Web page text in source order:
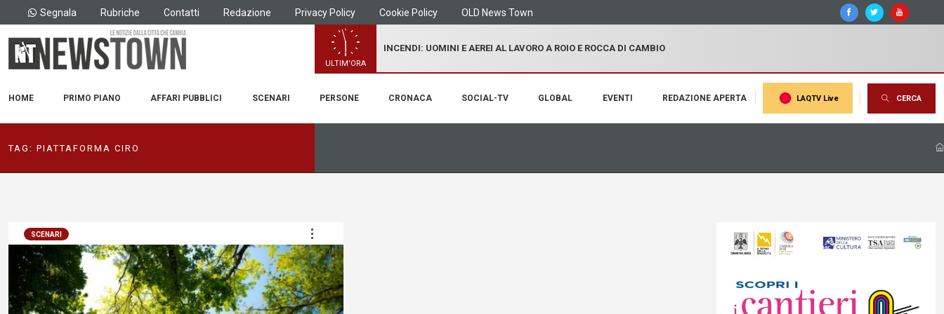
Segnala Rubriche Contatti Redazione Privacy Policy Cookie Policy OLD News Town
ULTIM'ORA
INCENDI: UOMINI E AEREI AL LAVORO A ROIO E ROCCA DI CAMBIO
HOME PRIMO PIANO AFFARI PUBBLICI SCENARI PERSONE CRONACA SOCIAL-TV GLOBAL EVENTI REDAZIONE APERTA LAQTV Live CERCA
TAG: PIATTAFORMA CIRO
SCENARI